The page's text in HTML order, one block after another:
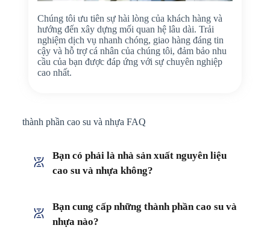
Chúng tôi ưu tiên sự hài lòng của khách hàng và
hướng đến xây dựng mối quan hệ lâu dài. Trải
nghiệm dịch vụ nhanh chóng, giao hàng đáng tin
cậy và hỗ trợ cá nhân của chúng tôi, đảm bảo nhu
cầu của bạn được đáp ứng với sự chuyên nghiệp
cao nhất.
thành phần cao su và nhựa FAQ
Bạn có phải là nhà sản xuất nguyên liệu
cao su và nhựa không?
Bạn cung cấp những thành phần cao su và
nhựa nào?